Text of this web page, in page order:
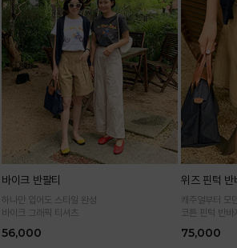
바이크 반팔티
하나만 입어도 스타일 완성
바이크 그래픽 티셔츠
56,000
위즈 핀턱 반
캐주얼부터 모
코튼 핀턱 반바
75,000